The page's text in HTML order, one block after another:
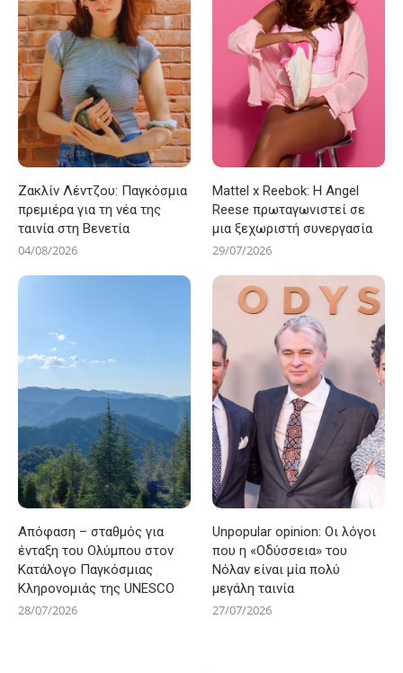
Ζακλίν Λέντζου: Παγκόσμια
πρεμιέρα για τη νέα της
ταινία στη Βενετία
04/08/2026
Mattel x Reebok: Η Angel
Reese πρωταγωνιστεί σε
μια ξεχωριστή συνεργασία
29/07/2026
Απόφαση – σταθμός για
ένταξη του Ολύμπου στον
Κατάλογο Παγκόσμιας
Κληρονομιάς της UNESCO
28/07/2026
Unpopular opinion: Οι λόγοι
που η «Οδύσσεια» του
Νόλαν είναι μία πολύ
μεγάλη ταινία
27/07/2026